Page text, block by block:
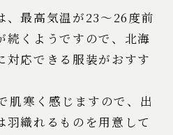
、最高気温が23〜26度前
続くようですので、北海
対応できる服装がおすす
肌寒く感じますので、出
羽織れるものを用意して